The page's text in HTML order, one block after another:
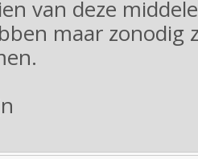
van deze
maar zonodig